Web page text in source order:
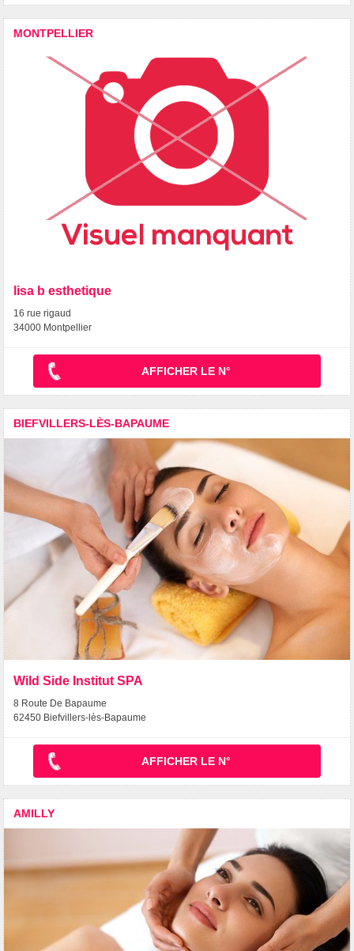
MONTPELLIER
lisa b esthetique
16 rue rigaud
34000 Montpellier
AFFICHER LE N°
BIEFVILLERS-LÈS-BAPAUME
Wild Side Institut SPA
8 Route De Bapaume
62450 Biefvillers-lès-Bapaume
AFFICHER LE N°
AMILLY